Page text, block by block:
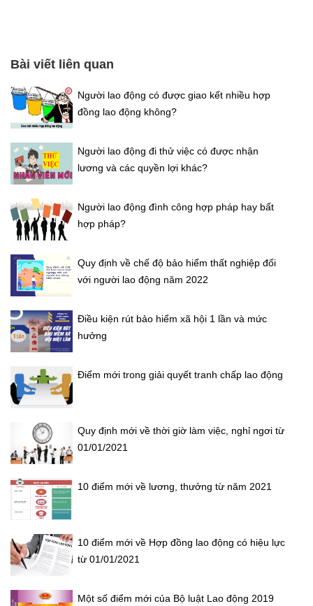
Bài viết liên quan
Người lao động có được giao kết nhiều hợp
đồng lao động không?
Người lao động đi thử việc có được nhận
lương và các quyền lợi khác?
Người lao động đình công hợp pháp hay bất
hợp pháp?
Quy định về chế độ bảo hiểm thất nghiệp đối
với người lao động năm 2022
Điều kiện rút bảo hiểm xã hội 1 lần và mức
hưởng
Điểm mới trong giải quyết tranh chấp lao động
Quy định mới về thời giờ làm việc, nghỉ ngơi từ
01/01/2021
10 điểm mới về lương, thưởng từ năm 2021
10 điểm mới về Hợp đồng lao động có hiệu lực
từ 01/01/2021
Một số điểm mới của Bộ luật Lao động 2019